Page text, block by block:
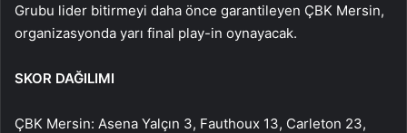
Grubu lider bitirmeyi daha önce garantileyen ÇBK Mersin,
organizasyonda yarı final play-in oynayacak.
SKOR DAĞILIMI
ÇBK Mersin: Asena Yalçın 3, Fauthoux 13, Carleton 23,